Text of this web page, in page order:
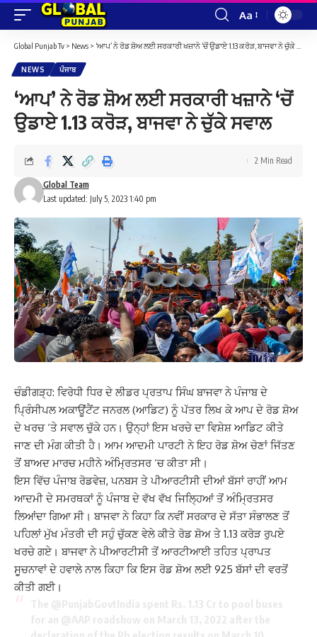
Font
Resizer
Aa
Global Punjab Tv > News > ‘ਆਪ’ ਨੇ ਰੋਡ ਸ਼ੋਅ ਲਈ ਸਰਕਾਰੀ ਖਜ਼ਾਨੇ ‘ਚੋਂ ਉਡਾਏ 1.13 ਕਰੋੜ, ਬਾਜਵਾ ਨੇ ਚੁੱਕੇ ਸਵਾਲ
NEWS ਪੰਜਾਬ
‘ਆਪ’ ਨੇ ਰੋਡ ਸ਼ੋਅ ਲਈ ਸਰਕਾਰੀ ਖਜ਼ਾਨੇ ‘ਚੋਂ
ਉਡਾਏ 1.13 ਕਰੋੜ, ਬਾਜਵਾ ਨੇ ਚੁੱਕੇ ਸਵਾਲ
Last updated: July 5, 2023 1:40 pm
Global Team
2 Min Read
ਚੰਡੀਗੜ੍ਹ: ਵਿਰੋਧੀ ਧਿਰ ਦੇ ਲੀਡਰ ਪ੍ਰਤਾਪ ਸਿੰਘ ਬਾਜਵਾ ਨੇ ਪੰਜਾਬ ਦੇ
ਪ੍ਰਿੰਸੀਪਲ ਅਕਾਊਂਟੈਂਟ ਜਨਰਲ (ਆਡਿਟ) ਨੂੰ ਪੱਤਰ ਲਿਖ ਕੇ ਆਪ ਦੇ ਰੋਡ ਸ਼ੋਅ
ਦੇ ਖਰਚ ‘ਤੇ ਸਵਾਲ ਚੁੱਕੇ ਹਨ। ਉਨ੍ਹਾਂ ਇਸ ਖਰਚੇ ਦਾ ਵਿਸ਼ੇਸ਼ ਆਡਿਟ ਕੀਤੇ
ਜਾਣ ਦੀ ਮੰਗ ਕੀਤੀ ਹੈ। ਆਮ ਆਦਮੀ ਪਾਰਟੀ ਨੇ ਇਹ ਰੋਡ ਸ਼ੋਅ ਚੋਣਾਂ ਜਿੱਤਣ
ਤੋਂ ਬਾਅਦ ਮਾਰਚ ਮਹੀਨੇ ਅੰਮ੍ਰਿਤਸਰ ‘ਚ ਕੀਤਾ ਸੀ।
ਇਸ ਵਿੱਚ ਪੰਜਾਬ ਰੋਡਵੇਜ਼, ਪਨਬਸ ਤੇ ਪੀਆਰਟੀਸੀ ਦੀਆਂ ਬੱਸਾਂ ਰਾਹੀਂ ਆਮ
ਆਦਮੀ ਦੇ ਸਮਰਥਕਾਂ ਨੂੰ ਪੰਜਾਬ ਦੇ ਵੱਖ ਵੱਖ ਜਿਲ੍ਹਿਆਂ ਤੋਂ ਅੰਮ੍ਰਿਤਸਰ
ਲਿਆਂਦਾ ਗਿਆ ਸੀ। ਬਾਜਵਾ ਨੇ ਕਿਹਾ ਕਿ ਨਵੀਂ ਸਰਕਾਰ ਦੇ ਸੱਤਾ ਸੰਭਾਲਣ ਤੋਂ
ਪਹਿਲਾਂ ਮੁੱਖ ਮੰਤਰੀ ਦੀ ਸਹੁੰ ਚੁੱਕਣ ਵੇਲੇ ਕੀਤੇ ਰੋਡ ਸ਼ੋਅ ਤੇ 1.13 ਕਰੋੜ ਰੁਪਏ
ਖਰਚੇ ਗਏ। ਬਾਜਵਾ ਨੇ ਪੀਆਰਟੀਸੀ ਤੋਂ ਆਰਟੀਆਈ ਤਹਿਤ ਪ੍ਰਾਪਤ
ਸੂਚਨਾਵਾਂ ਦੇ ਹਵਾਲੇ ਨਾਲ ਕਿਹਾ ਕਿ ਇਸ ਰੋਡ ਸ਼ੋਅ ਲਈ 925 ਬੱਸਾਂ ਦੀ ਵਰਤੋਂ
ਕੀਤੀ ਗਈ।